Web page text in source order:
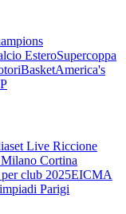
EsteroSupercoppa
BasketAmerica's
Live Riccione
Cortina
club 2025EICMA
Parigi